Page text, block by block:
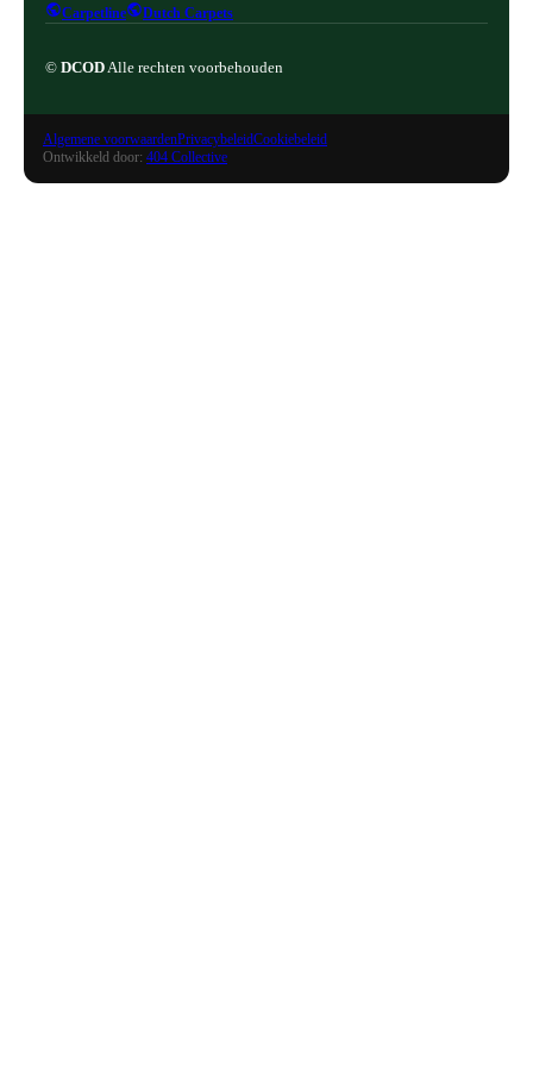
Carpetline Dutch Carpets
© DCOD Alle rechten voorbehouden
Algemene voorwaardenPrivacybeleidCookiebeleid
Ontwikkeld door: 404 Collective